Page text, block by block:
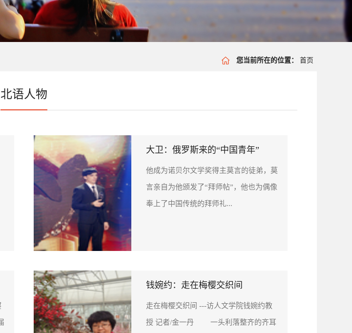
您当前所在的位置： 首页
北语人物
大卫：俄罗斯来的“中国青年”
他成为诺贝尔文学奖得主莫言的徒弟，莫
言亲自为他颁发了“拜师帖”，他也为偶像
奉上了中国传统的拜师礼...
钱婉约：走在梅樱交织间
走在梅樱交织间 ---访人文学院钱婉约教
授 记者/金一丹 一头利落整齐的齐耳